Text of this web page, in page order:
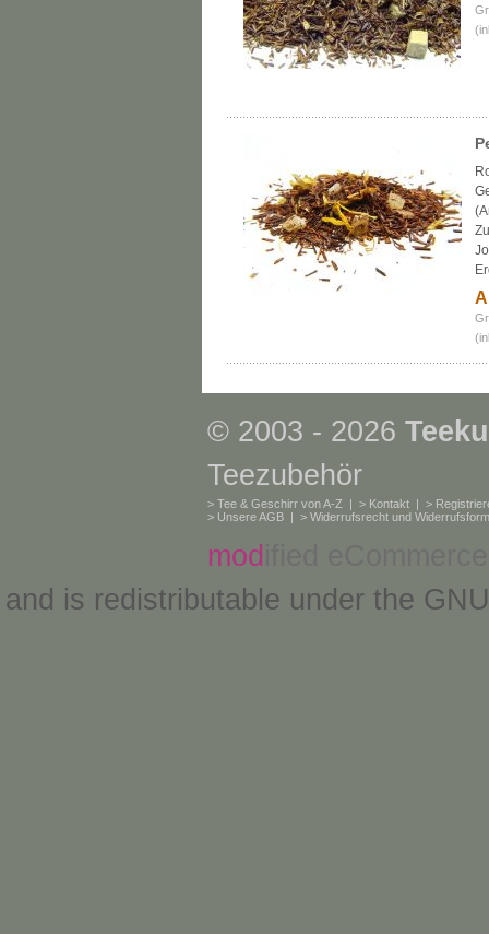
© 2003 - 2026
Teezubehör
> Tee & Geschirr von A-Z | > Kontakt | >
> Unsere AGB | > Widerrufsrecht und
mod
and is redistributable under the